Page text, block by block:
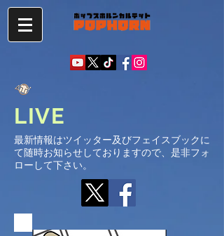
LIVE
最新情報はツイッター及びフェイスブックに
て随時お知らせしておりますので、是非フォ
ローして下さい。